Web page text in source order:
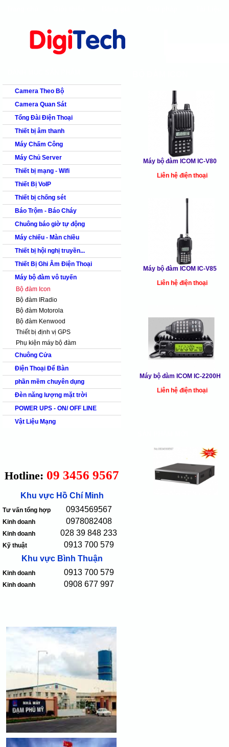
products
Camera Theo Bộ
Camera Quan Sát
Tổng Đài Điện Thoại
Thiết bị âm thanh
Máy Chấm Công
Máy Chủ Server
Thiết bị mạng - Wifi
Thiết Bị VoIP
Thiết bị chống sét
Báo Trộm - Báo Cháy
Chuông báo giờ tự động
Máy chiếu - Màn chiều
Thiết bị hội nghị truyền...
Thiết Bị Ghi Âm Điện Thoại
Máy bộ đàm vô tuyến
Bộ đàm Icon
Bộ đàm IRadio
Bộ đàm Motorola
Bộ đàm Kenwood
Thiết bị định vị GPS
Phụ kiện máy bộ đàm
Chuông Cửa
Điện Thoại Để Bàn
phần mềm chuyên dụng
Đèn năng lượng mặt trời
POWER UPS - ON/ OFF LINE
Vật Liệu Mạng
Hotline: 09 3456 9567
Khu vực Hồ Chí Minh
Tư vấn tổng hợp 0934569567
Kinh doanh 0978082408
Kinh doanh 028 39 848 233
Kỹ thuật
0913 700 579
Khu vực Bình Thuận
Kinh doanh 0913 700 579
Kinh doanh 0908 677 997
Máy bộ đàm ICOM IC-V80
Liên hệ điện thoại
Máy bộ đàm ICOM IC-V85
Liên hệ điện thoại
Máy bộ đàm ICOM IC-2200H
Liên hệ điện thoại